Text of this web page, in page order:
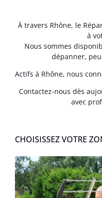
À travers Rhône, le
à
Nous sommes
dépanner,
Actifs à Rhône, nous
Contactez-nous dès
avec
CHOISISSEZ VOTRE